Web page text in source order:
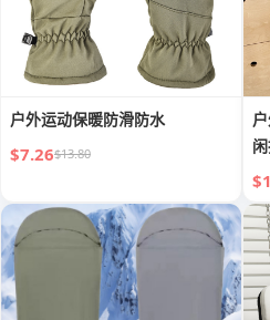
户外运动保暖防滑防水
$7.26$13.80